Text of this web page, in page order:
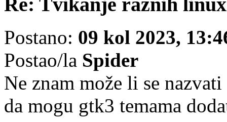
Postano: 09 kol 2023,
Postao/la Spider
Ne znam može li se
da mogu gtk3 temama